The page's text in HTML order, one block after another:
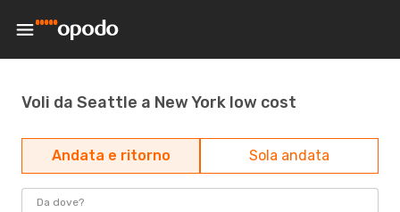
Voli da Seattle a New York low cost
Andata e ritorno Sola andata
Da dove?